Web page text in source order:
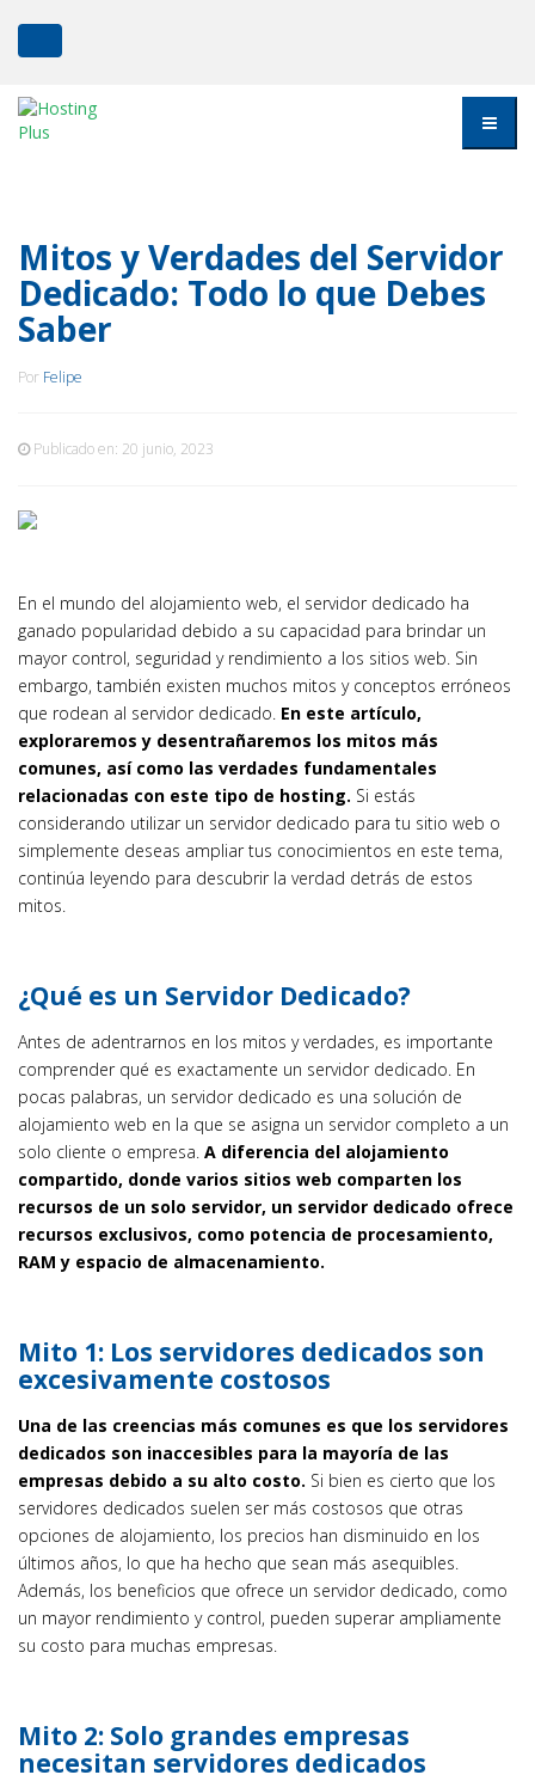
Mitos y Verdades del Servidor
Dedicado: Todo lo que Debes
Saber
Por Felipe
Publicado en: 20 junio, 2023
En el mundo del alojamiento web, el servidor dedicado ha
ganado popularidad debido a su capacidad para brindar un
mayor control, seguridad y rendimiento a los sitios web. Sin
embargo, también existen muchos mitos y conceptos erróneos
que rodean al servidor dedicado. En este artículo,
exploraremos y desentrañaremos los mitos más
comunes, así como las verdades fundamentales
relacionadas con este tipo de hosting. Si estás
considerando utilizar un servidor dedicado para tu sitio web o
simplemente deseas ampliar tus conocimientos en este tema,
continúa leyendo para descubrir la verdad detrás de estos
mitos.
¿Qué es un Servidor Dedicado?
Antes de adentrarnos en los mitos y verdades, es importante
comprender qué es exactamente un servidor dedicado. En
pocas palabras, un servidor dedicado es una solución de
alojamiento web en la que se asigna un servidor completo a un
solo cliente o empresa. A diferencia del alojamiento
compartido, donde varios sitios web comparten los
recursos de un solo servidor, un servidor dedicado ofrece
recursos exclusivos, como potencia de procesamiento,
RAM y espacio de almacenamiento.
Mito 1: Los servidores dedicados son
excesivamente costosos
Una de las creencias más comunes es que los servidores
dedicados son inaccesibles para la mayoría de las
empresas debido a su alto costo. Si bien es cierto que los
servidores dedicados suelen ser más costosos que otras
opciones de alojamiento, los precios han disminuido en los
últimos años, lo que ha hecho que sean más asequibles.
Además, los beneficios que ofrece un servidor dedicado, como
un mayor rendimiento y control, pueden superar ampliamente
su costo para muchas empresas.
Mito 2: Solo grandes empresas
necesitan servidores dedicados